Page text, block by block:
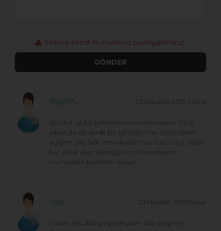
Sadece kendi Numaranızı paylaşabilirsiniz.
ilhan15 23 Ağustos 2019 Cuma
Burdur içi ful gelebilirim tel numaram Otuz
yaşin da dinamik bir gencim her türlü teklife
açığım yaş fark etmeksizin her türlü olur zaten
bu aralar işler düştüğü için buradayım
numaramı belirttim arayın....
rols 23 Haziran 2019 Pazar
Yasak aşk düş peşindeysen düş peşime